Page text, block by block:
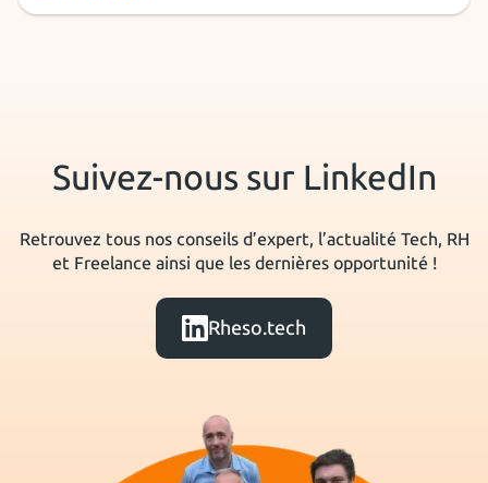
Suivez-nous sur LinkedIn
Retrouvez tous nos conseils d’expert, l’actualité Tech, RH
et Freelance ainsi que les dernières opportunité !
Rheso.tech